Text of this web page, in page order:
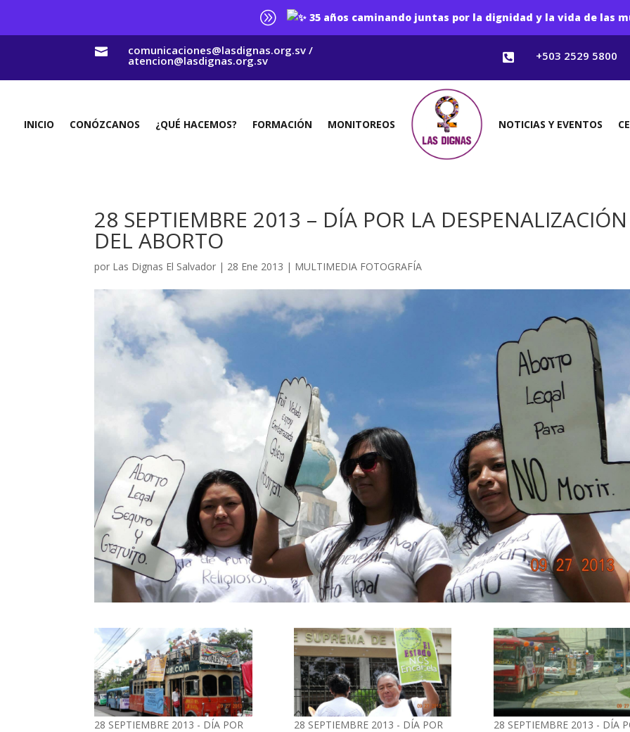
A 35 años caminando juntas por la dignidad y la vida de las
 comunicaciones@lasdignas.org.sv /
atencion@lasdignas.org.sv  +503 2529 5800
INICIO CONÓZCANOS ¿QUÉ HACEMOS? FORMACIÓN MONITOREOS NOTICIAS Y EVENTOS
28 SEPTIEMBRE 2013 – DÍA POR LA DESPENALIZACIÓN
DEL ABORTO
por Las Dignas El Salvador | 28 Ene 2013 | MULTIMEDIA FOTOGRAFÍA
28 SEPTIEMBRE 2013 - DÍA POR
28 SEPTIEMBRE 2013 - DÍA POR
28 SEPTIEMBRE 2013 - DÍA